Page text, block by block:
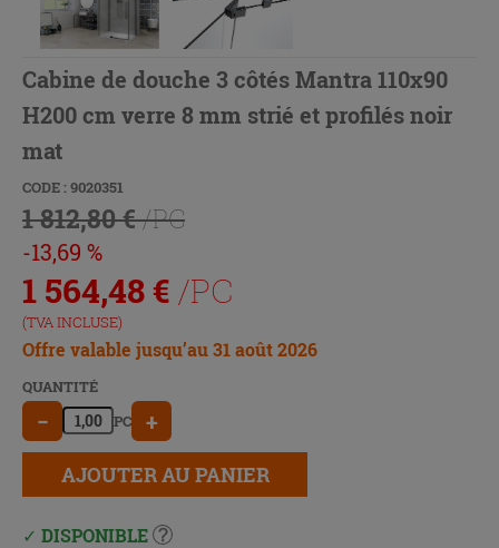
Cabine de douche 3 côtés Mantra 110x90
H200 cm verre 8 mm strié et profilés noir
mat
CODE : 9020351
1 812,80 €/PC
-13,69 %
1 564,48 € /PC
(TVA INCLUSE)
Offre valable jusqu’au 31 août 2026
QUANTITÉ
− PC +
AJOUTER AU PANIER
DISPONIBLE